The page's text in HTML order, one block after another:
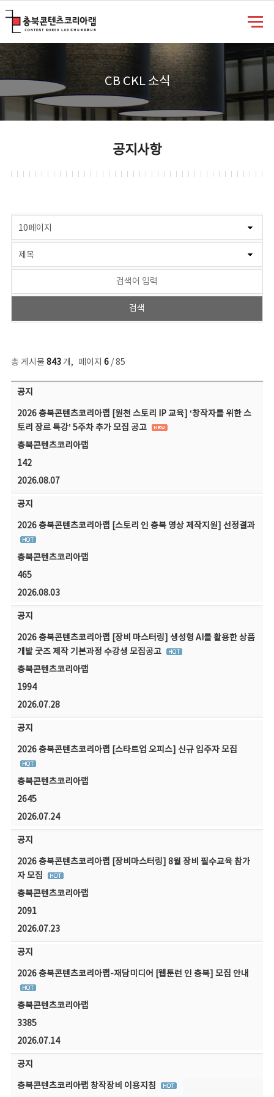
CB CKL 소식
공지사항
총 게시물 843개, 페이지 6/ 85
공지사항 목록 - 번호, 제목, 작성자, 파일, 조회수, 작성일 정보 제공
공지
2026 충북콘텐츠코리아랩 [원천 스토리 IP 교육] ‘창작자를 위한 스
토리 장르 특강’ 5주차 추가 모집 공고
충북콘텐츠코리아랩
142
2026.08.07
공지
2026 충북콘텐츠코리아랩 [스토리 인 충북 영상 제작지원] 선정결과
충북콘텐츠코리아랩
465
2026.08.03
공지
2026 충북콘텐츠코리아랩 [장비 마스터링] 생성형 AI를 활용한 상품
개발 굿즈 제작 기본과정 수강생 모집공고
충북콘텐츠코리아랩
1994
2026.07.28
공지
2026 충북콘텐츠코리아랩 [스타트업 오피스] 신규 입주자 모집
충북콘텐츠코리아랩
2645
2026.07.24
공지
2026 충북콘텐츠코리아랩 [장비마스터링] 8월 장비 필수교육 참가
자 모집
충북콘텐츠코리아랩
2091
2026.07.23
공지
2026 충북콘텐츠코리아랩-재담미디어 [웹툰런 인 충북] 모집 안내
충북콘텐츠코리아랩
3385
2026.07.14
공지
충북콘텐츠코리아랩 창작장비 이용지침